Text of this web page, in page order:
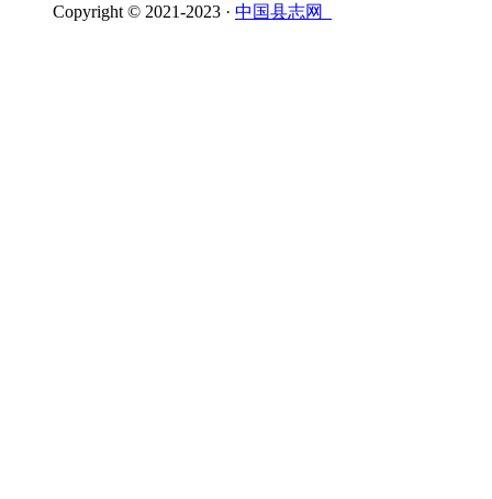
Copyright © 2021-2023 · 中国县志网